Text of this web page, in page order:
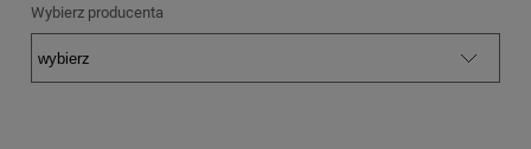
Wybierz producenta